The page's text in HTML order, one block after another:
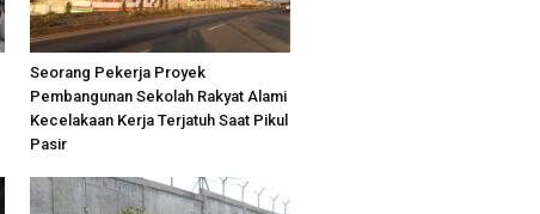
Seorang Pekerja Proyek
Pembangunan Sekolah Rakyat Alami
Kecelakaan Kerja Terjatuh Saat Pikul
Pasir